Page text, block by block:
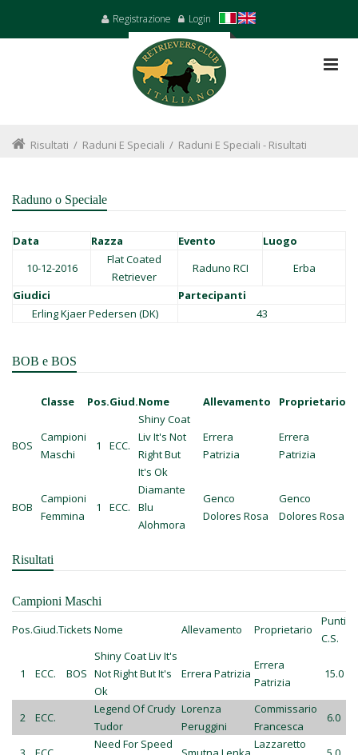
Registrazione Login
Risultati / Raduni E Speciali / Raduni E Speciali - Risultati
Raduno o Speciale
Data Razza Evento
Luogo
10-12-2016
Flat Coated
Retriever
Raduno RCI
Erba
Giudici
Partecipanti
Erling Kjaer Pedersen (DK)
43
BOB e BOS
Classe Pos.Giud.Nome Allevamento Proprietario
BOS
Campioni
Maschi
1 ECC.
Shiny Coat
Liv It's Not
Right But
It's Ok
Errera
Patrizia
Errera
Patrizia
BOB
Campioni
Femmina
1 ECC.
Diamante
Blu
Alohmora
Genco
Dolores Rosa
Genco
Dolores Rosa
Risultati
Campioni Maschi
Pos.Giud.Tickets Nome Allevamento Proprietario
Punti
C.S.
1 ECC. BOS
Shiny Coat Liv It's
Not Right But It's
Ok
Errera Patrizia
Errera
Patrizia
15.0
2 ECC.
Legend Of Crudy
Tudor
Lorenza
Peruggini
Commissario
Francesca
6.0
Need For Speed
Lazzaretto